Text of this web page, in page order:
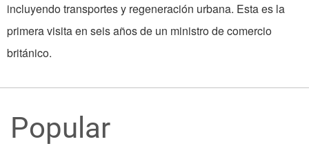
incluyendo transportes y regeneración urbana. Esta es la
primera visita en seis años de un ministro de comercio
británico.
Popular